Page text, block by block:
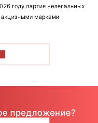
году партия нелегальных
акцизными марками
предложение?